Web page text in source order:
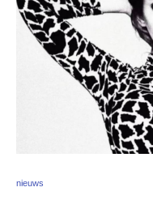
nieuws